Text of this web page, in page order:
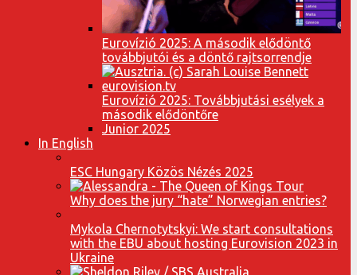
Eurovízió 2025: A második elődöntő
továbbjutói és a döntő rajtsorrendje
Eurovízió 2025: Továbbjutási esélyek a
második elődöntőre
Junior 2025
In English
ESC Hungary Közös Nézés 2025
Why does the jury “hate” Norwegian entries?
Mykola Chernotytskyi: We start consultations
with the EBU about hosting Eurovision 2023 in
Ukraine